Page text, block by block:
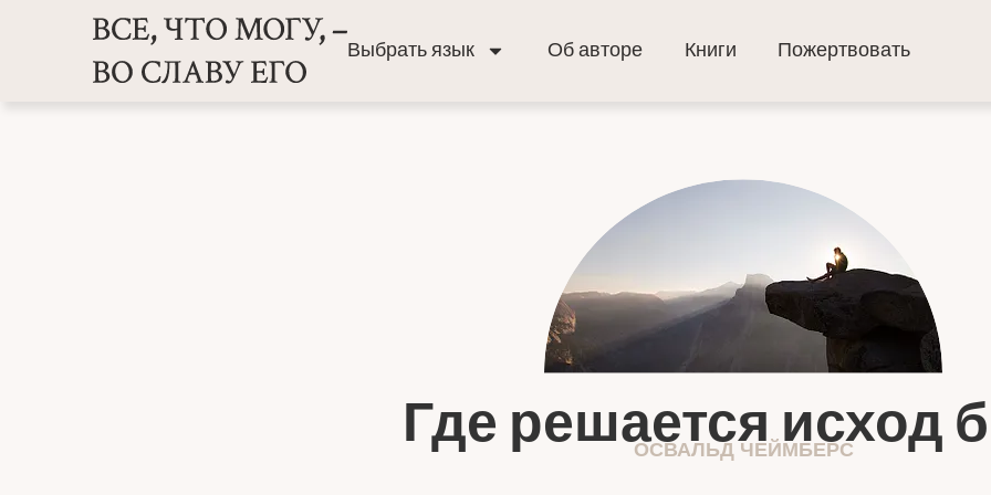
Выбрать язык Об авторе Книги Пожертвовать
Где решается исход
ОСВАЛЬД ЧЕЙМБЕРС